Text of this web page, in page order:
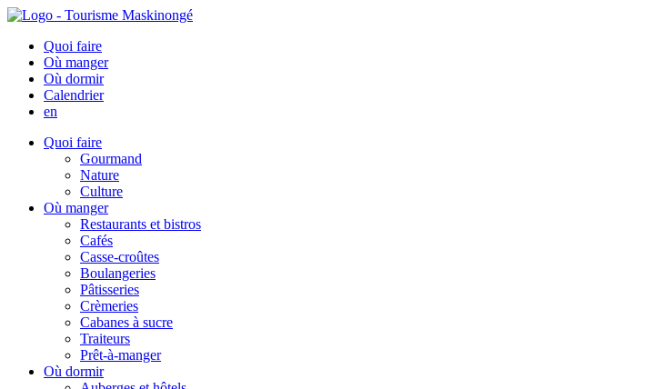
Quoi faire
Où manger
Où dormir
Calendrier
en
Quoi faire
Gourmand
Nature
Culture
Où manger
Restaurants et bistros
Cafés
Casse-croûtes
Boulangeries
Pâtisseries
Crèmeries
Cabanes à sucre
Traiteurs
Prêt-à-manger
Où dormir